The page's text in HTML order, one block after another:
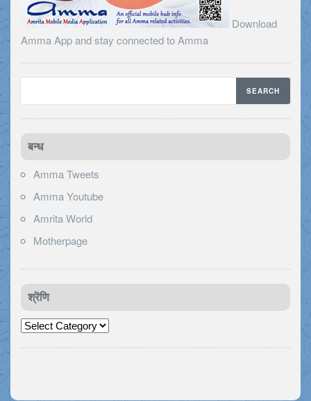
Download
Amma App and stay connected to Amma
बन्ध
Amma Tweets
Amma Youtube
Amrita World
Motherpage
श्रॆणि
श्रॆणि